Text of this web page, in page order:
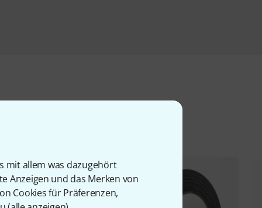
mit allem was dazugehört
Anzeigen und das Merken von
Cookies für Präferenzen,